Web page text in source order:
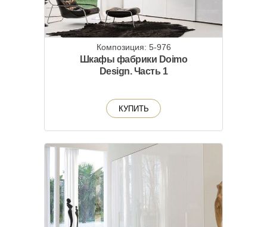
Композиция: 5-976
Шкафы фабрики Doimo
Design. Часть 1
КУПИТЬ